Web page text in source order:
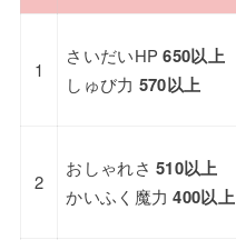
1
さいだいHP650以上
しゅび力 570以上
2
おしゃれさ510以上
かいふく魔力 400以上